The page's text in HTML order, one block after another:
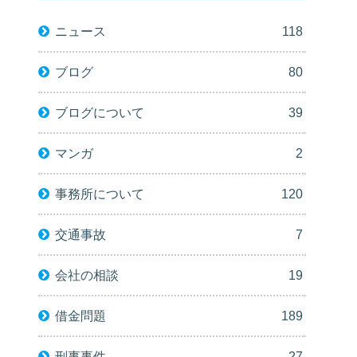
ニュース 118
ブログ 80
ブログについて 39
マンガ 2
事務所について 120
交通事故 7
会社の相談 19
借金問題 189